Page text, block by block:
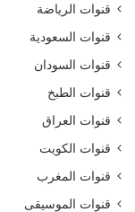
قنوات الرياضة
قنوات السعودية
قنوات السودان
قنوات الطبخ
قنوات العراق
قنوات الكويت
قنوات المغرب
قنوات الموسيقى